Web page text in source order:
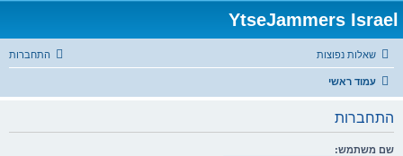
YtseJammers Israel
שאלות נפוצות התחברות
עמוד ראשי
התחברות
שם משתמש: